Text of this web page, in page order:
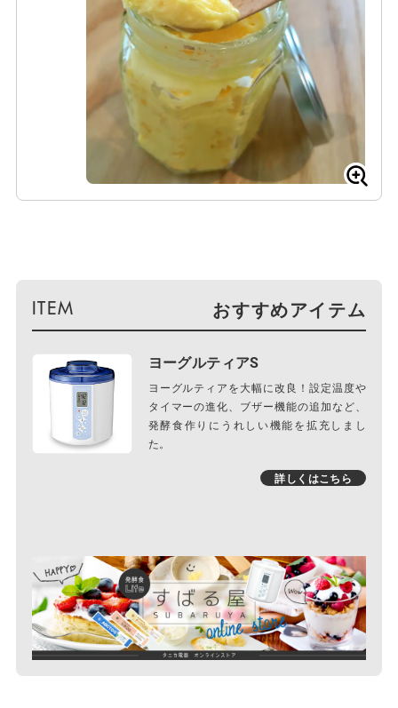
おすすめアイテム
ヨーグルティアS
ヨーグルティアを大幅に改良！設定温度や
タイマーの進化、ブザー機能の追加など、
発酵食作りにうれしい機能を拡充しまし
た。
詳しくはこちら